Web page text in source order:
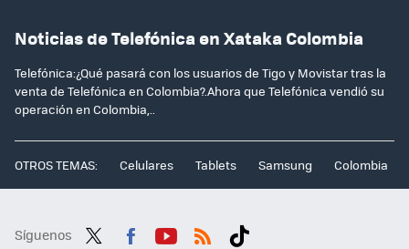
Noticias de Telefónica en Xataka Colombia
Telefónica:¿Qué pasará con los usuarios de Tigo y Movistar tras la
venta de Telefónica en Colombia?.Ahora que Telefónica vendió su
operación en Colombia,..
OTROS TEMAS: Celulares Tablets Samsung Colombia
Síguenos